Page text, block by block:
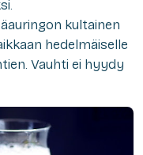
kultainen
hedelmäiselle
Vauhti ei hyydy